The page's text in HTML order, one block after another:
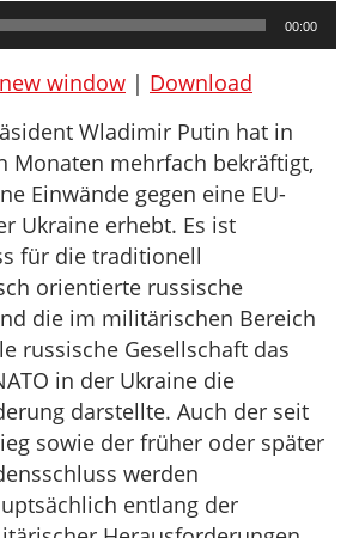
00:00
window | Download
Wladimir Putin hat in
Monaten mehrfach bekräftigt,
Einwände gegen eine EU-
Ukraine erhebt. Es ist
für die traditionell
orientierte russische
die im militärischen Bereich
russische Gesellschaft das
in der Ukraine die
darstellte. Auch der seit
sowie der früher oder später
werden
entlang der